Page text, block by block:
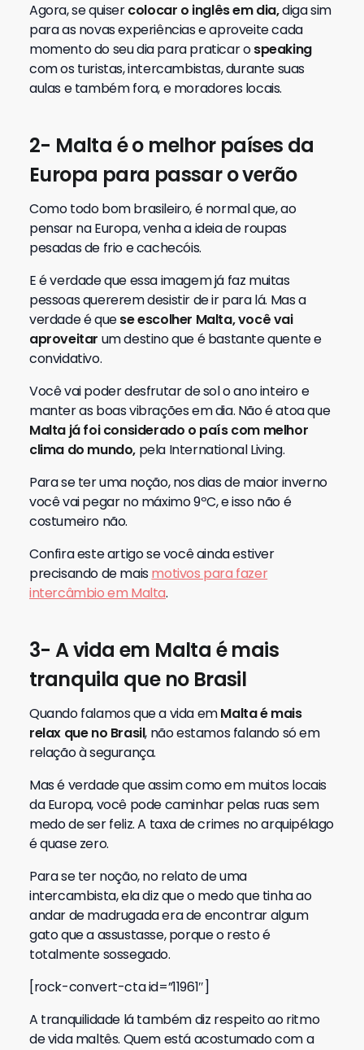
Agora, se quisercolocar o inglês em dia,diga sim
para as novas experiências e aproveite cada
momento do seu dia para praticar ospeaking
com os turistas, intercambistas, durante suas
aulas e também fora, e moradores locais.
2- Malta é o melhor países da
Europa para passar o verão
Como todo bom brasileiro, é normal que, ao
pensar na Europa, venha a ideia de roupas
pesadas de frio e cachecóis.
E é verdade que essa imagem já faz muitas
pessoas quererem desistir de ir para lá. Mas a
verdade é quese escolher Malta, você vai
aproveitar um destino que é bastante quente e
convidativo.
Você vai poder desfrutar de sol o ano inteiro e
manter as boas vibrações em dia. Não é atoa que
Malta já foi considerado o país com melhor
clima do mundo, pela International Living.
Para se ter uma noção, nos dias de maior inverno
você vai pegar no máximo 9ºC, e isso não é
costumeiro não.
Confira este artigo se você ainda estiver
precisando de maismotivos para fazer
intercâmbio em Malta.
3- A vida em Malta é mais
tranquila que no Brasil
Quando falamos que a vida emMalta é mais
relax que no Brasil, não estamos falando só em
relação à segurança.
Mas é verdade que assim como em muitos locais
da Europa, você pode caminhar pelas ruas sem
medo de ser feliz. A taxa de crimes no arquipélago
é quase zero.
Para se ter noção, no relato de uma
intercambista, ela diz que o medo que tinha ao
andar de madrugada era de encontrar algum
gato que a assustasse, porque o resto é
totalmente sossegado.
[rock-convert-cta id=”11961″]
A tranquilidade lá também diz respeito ao ritmo
de vida maltês. Quem está acostumado com a